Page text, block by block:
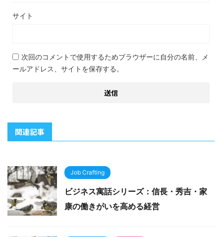
サイト
次回のコメントで使用するためブラウザーに自分の名前、メ
ールアドレス、サイトを保存する。
関連記事
Job Crafting
ビジネス寓話シリーズ：信長・秀吉・家
康の働きがいを高める経営